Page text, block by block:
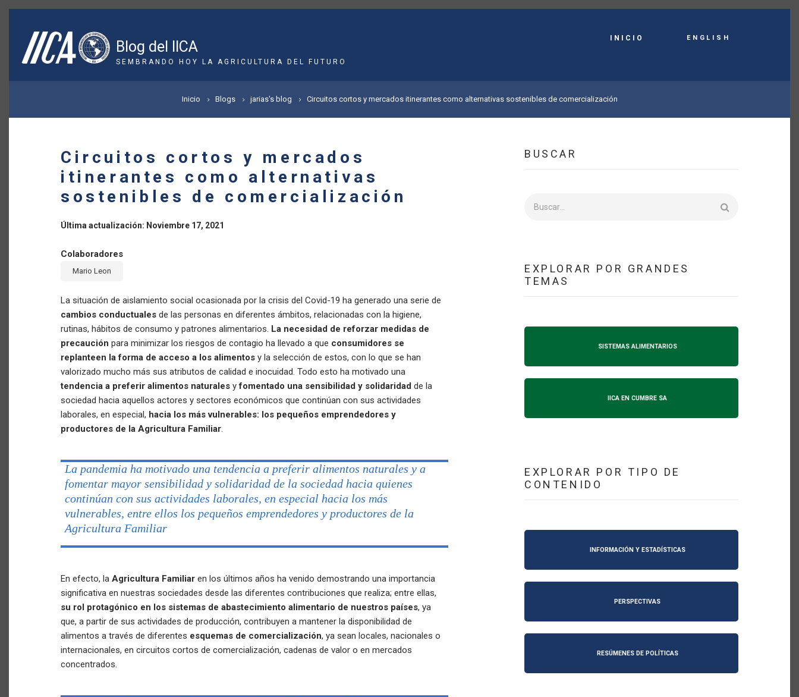
Pasar
contenido
principal
Blog del IICA
SEMBRANDO HOY LA AGRICULTURA DEL FUTURO
INICIO English
SOBRESCRIBIR
ENLACES
AYUDA
A
LA
Inicio Blogs jarias's blog Circuitos cortos y mercados itinerantes como alternativas sostenibles de comercialización
Circuitos cortos y mercados
itinerantes como alternativas
sostenibles de comercialización
Última actualización: Noviembre 17, 2021
Colaboradores
Mario Leon
​La situación de aislamiento social ocasionada por la crisis del Covid-19 ha generado una serie de
cambios conductuales de las personas en diferentes ámbitos, relacionadas con la higiene,
rutinas, hábitos de consumo y patrones alimentarios. La necesidad de reforzar medidas de
precaución para minimizar los riesgos de contagio ha llevado a que consumidores se
replanteen la forma de acceso a los alimentos y la selección de estos, con lo que se han
valorizado mucho más sus atributos de calidad e inocuidad. Todo esto ha motivado una
tendencia a preferir alimentos naturales yfomentado una sensibilidad y solidaridad de la
sociedad hacia aquellos actores y sectores económicos que continúan con sus actividades
laborales, en especial, hacia los más vulnerables: los pequeños emprendedores y
productores de la Agricultura Familiar.
La pandemia ha motivado una tendencia a preferir alimentos naturales y a
fomentar mayor sensibilidad y solidaridad de la sociedad hacia quienes
continúan con sus actividades laborales, en especial hacia los más
vulnerables, entre ellos los pequeños emprendedores y productores de la
Agricultura Familiar
En efecto, la Agricultura Familiar en los últimos años ha venido demostrando una importancia
significativa en nuestras sociedades desde las diferentes contribuciones que realiza; entre ellas,
su rol protagónico en los sistemas de abastecimiento alimentario de nuestros países, ya
que, a partir de sus actividades de producción, contribuyen a mantener la disponibilidad de
alimentos a través de diferentes esquemas de comercialización, ya sean locales, nacionales o
internacionales, en circuitos cortos de comercialización, cadenas de valor o en mercados
concentrados.
BUSCAR
EXPLORAR POR GRANDES
TEMAS
SISTEMAS ALIMENTARIOS
IICA EN CUMBRE SA
EXPLORAR POR TIPO DE
CONTENIDO
INFORMACIÓN Y ESTADÍSTICAS
PERSPECTIVAS
RESÚMENES DE POLÍTICAS